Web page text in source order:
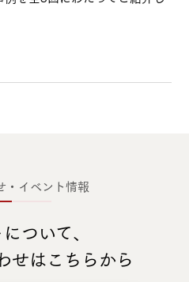
・イベント情報
ついて、
せはこちらから